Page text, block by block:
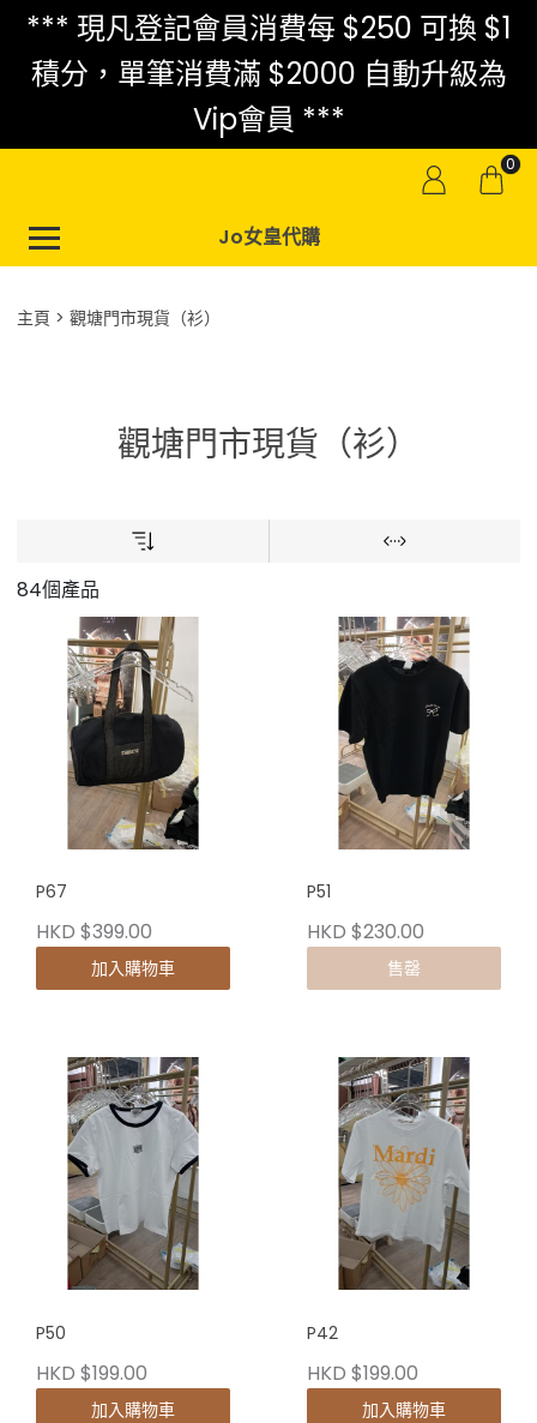
*** 現凡登記會員消費每 $250 可換 $1
積分，單筆消費滿 $2000 自動升級為
Vip會員 ***
0
Jo女皇代購
主頁 觀塘門市現貨（衫）
觀塘門市現貨（衫）
84個產品
P67
HKD $399.00
加入購物車
P51
HKD $230.00
售罄
P50
HKD $199.00
加入購物車
P42
HKD $199.00
加入購物車